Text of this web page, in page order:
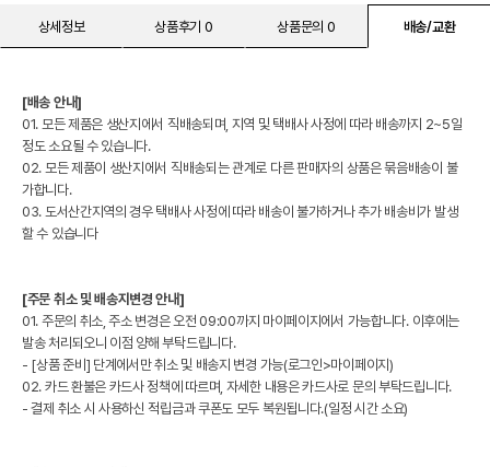
상세정보 상품후기 0 상품문의 0 배송/교환
[배송 안내]
01. 모든 제품은 생산지에서 직배송되며, 지역 및 택배사 사정에 따라 배송까지 2~5일
정도 소요될 수 있습니다.
02. 모든 제품이 생산지에서 직배송되는 관계로 다른 판매자의 상품은 묶음배송이 불
가합니다.
03. 도서산간지역의 경우 택배사 사정에 따라 배송이 불가하거나 추가 배송비가 발생
할 수 있습니다
[주문 취소 및 배송지변경 안내]
01. 주문의 취소, 주소 변경은 오전 09:00까지 마이페이지에서 가능합니다. 이후에는
발송 처리되오니 이점 양해 부탁드립니다.
- [상품 준비] 단계에서만 취소 및 배송지 변경 가능(로그인>마이페이지)
02. 카드 환불은 카드사 정책에 따르며, 자세한 내용은 카드사로 문의 부탁드립니다.
- 결제 취소 시 사용하신 적립금과 쿠폰도 모두 복원됩니다.(일정 시간 소요)